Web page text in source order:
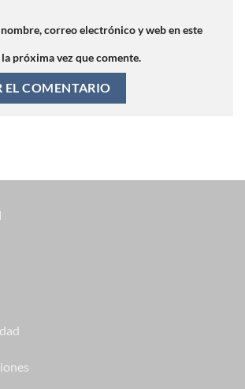
correo electrónico y web en este
próxima vez que comente.